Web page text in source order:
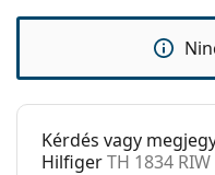
Nem
Kiegészítők
Tok:
Tisztítókendő:
Kérdés vagy
HilfigerTH 1834